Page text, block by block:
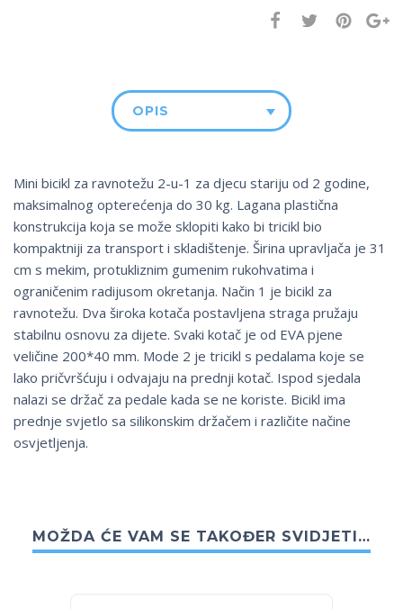
OPIS
Mini bicikl za ravnotežu 2-u-1 za djecu stariju od 2 godine,
maksimalnog opterećenja do 30 kg. Lagana plastična
konstrukcija koja se može sklopiti kako bi tricikl bio
kompaktniji za transport i skladištenje. Širina upravljača je 31
cm s mekim, protukliznim gumenim rukohvatima i
ograničenim radijusom okretanja. Način 1 je bicikl za
ravnotežu. Dva široka kotača postavljena straga pružaju
stabilnu osnovu za dijete. Svaki kotač je od EVA pjene
veličine 200*40 mm. Mode 2 je tricikl s pedalama koje se
lako pričvršćuju i odvajaju na prednji kotač. Ispod sjedala
nalazi se držač za pedale kada se ne koriste. Bicikl ima
prednje svjetlo sa silikonskim držačem i različite načine
osvjetljenja.
MOŽDA ĆE VAM SE TAKOĐER SVIDJETI…